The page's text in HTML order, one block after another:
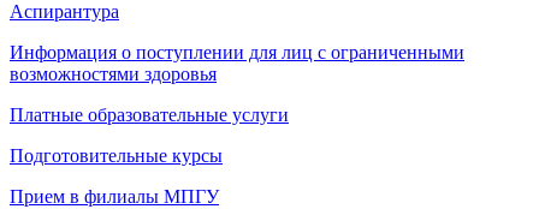
Аспирантура
Информация о поступлении для лиц с ограниченными
возможностями здоровья
Платные образовательные услуги
Подготовительные курсы
Прием в филиалы МПГУ